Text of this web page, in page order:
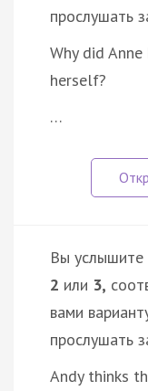
прослушать
Why did
herself?
…
Вы услышите
2 или 3,
вами
прослушать
Andy thinks